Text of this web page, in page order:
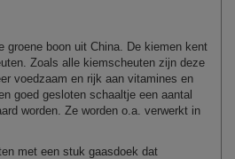
groene boon uit China. De kiemen kent
Zoals alle kiemscheuten zijn deze
voedzaam en rijk aan vitamines en
goed gesloten schaaltje een aantal
worden. Ze worden o.a. verwerkt in
met een stuk gaasdoek dat